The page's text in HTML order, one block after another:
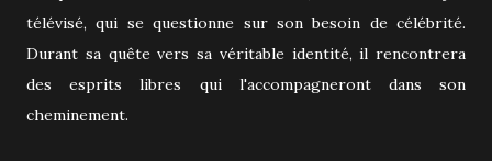
télévisé, qui se questionne sur son besoin de célébrité.
Durant sa quête vers sa véritable identité, il rencontrera
des esprits libres qui l'accompagneront dans son
cheminement.